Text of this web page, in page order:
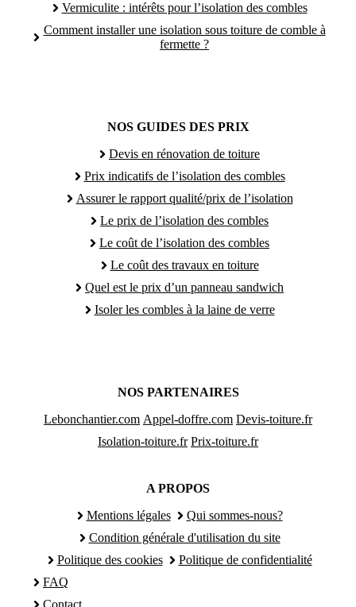
Vermiculite : intérêts pour l’isolation des combles
Comment installer une isolation sous toiture de comble à
fermette ?
NOS GUIDES DES PRIX
Devis en rénovation de toiture
Prix indicatifs de l’isolation des combles
Assurer le rapport qualité/prix de l’isolation
Le prix de l’isolation des combles
Le coût de l’isolation des combles
Le coût des travaux en toiture
Quel est le prix d’un panneau sandwich
Isoler les combles à la laine de verre
NOS PARTENAIRES
Lebonchantier.com Appel-doffre.com Devis-toiture.fr
Isolation-toiture.fr Prix-toiture.fr
A PROPOS
Mentions légales
Qui sommes-nous?
Condition générale d'utilisation du site
Politique des cookies
Politique de confidentialité
FAQ